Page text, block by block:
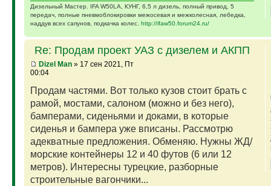
Дизельный Мастер. IFA W50LA, КУНГ, 6,5 л дизель, полный привод, 5
передач, полные пневмоблокировки межосевая и межколесная, лебедка,
наддув всех сапунов, подкачка колес. http://ifaw50.forum24.ru/
Re: Продам проект УАЗ с дизелем и АКПП
Dizel Man» 17 сен 2021, Пт
00:04
Продам частями. Вот только кузов стоит брать с
рамой, мостами, салоном (можно и без него),
бамперами, сиденьями и доками, в которые
сиденья и бампера уже вписаны. Рассмотрю
адекватные предложения. Обменяю. Нужны ЖД/
морские контейнеры 12 и 40 футов (6 или 12
метров). Интересны турецкие, разборные
строительные вагончики...